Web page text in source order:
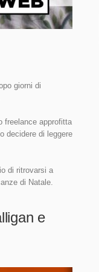
giorni di
freelance approfitta
decidere di leggere
di ritrovarsi a
di Natale.
e